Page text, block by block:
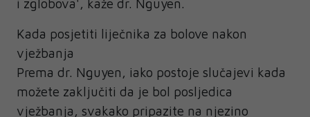
i zglobova', kaže dr. Nguyen.​
Kada posjetiti liječnika za bolove nakon
vježbanja
Prema dr. Nguyen, iako postoje slučajevi kada
možete zaključiti da je bol posljedica
vježbanja, svakako pripazite na njezino